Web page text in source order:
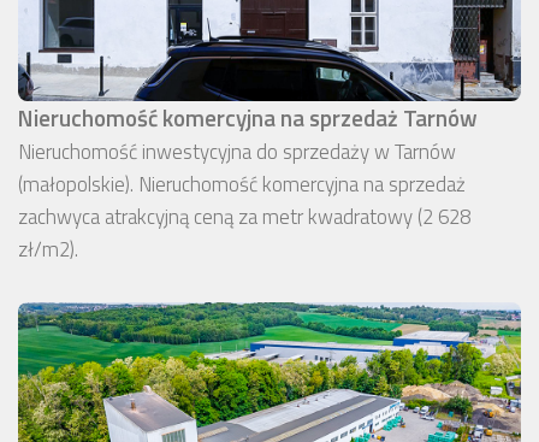
Nieruchomość komercyjna na sprzedaż Tarnów
Nieruchomość inwestycyjna do sprzedaży w Tarnów
(małopolskie). Nieruchomość komercyjna na sprzedaż
zachwyca atrakcyjną ceną za metr kwadratowy (2 628
zł/m2).